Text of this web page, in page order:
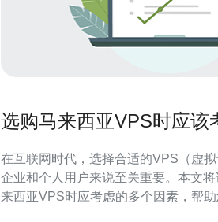
选购马来西亚VPS时应该
在互联网时代，选择合适的VPS（虚
企业和个人用户来说至关重要。本文
来西亚VPS时应考虑的多个因素，帮